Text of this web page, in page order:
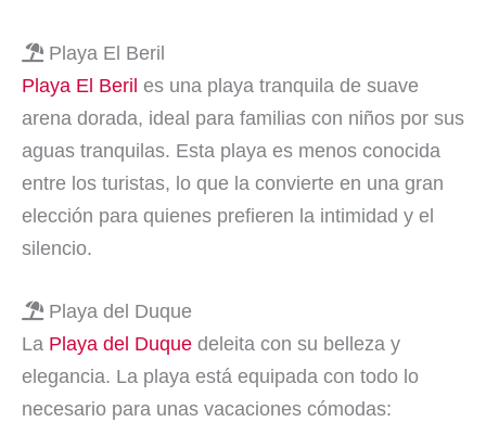
Playa El Beril
Playa El Beril es una playa tranquila de suave
arena dorada, ideal para familias con niños por sus
aguas tranquilas. Esta playa es menos conocida
entre los turistas, lo que la convierte en una gran
elección para quienes prefieren la intimidad y el
silencio.
Playa del Duque
La Playa del Duque deleita con su belleza y
elegancia. La playa está equipada con todo lo
necesario para unas vacaciones cómodas: